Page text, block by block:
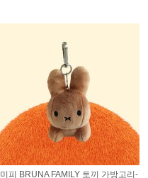
미피 BRUNA FAMILY 토끼 가방고리-